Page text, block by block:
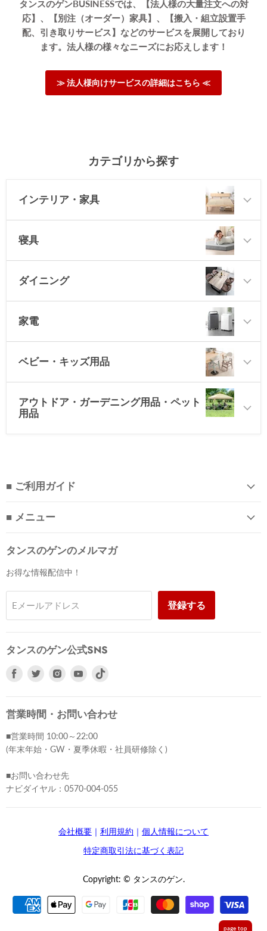
page top
タンスのゲンBUSINESSでは、【法人様の大量注文への対
応】、【別注（オーダー）家具】、【搬入・組立設置手
配、引き取りサービス】などのサービスを展開しており
ます。法人様の様々なニーズにお応えします！
≫ 法人様向けサービスの詳細はこちら ≪
カテゴリから探す
インテリア・家具
寝具
ダイニング
家電
ベビー・キッズ用品
アウトドア・ガーデニング用品・ペット
用品
■ ご利用ガイド
■ メニュー
タンスのゲンのメルマガ
お得な情報配信中！
Eメールアドレス 登録する
タンスのゲン公式SNS
Facebook
つ
て
く
さ
い
Twitter
つ
て
く
さ
い
Instagram
つ
て
く
さ
い
Youtube
つ
て
く
い
営業時間・お問い合わせ
■営業時間 10:00～22:00
(年末年始・GW・夏季休暇・社員研修除く)
■お問い合わせ先
ナビダイヤル：0570-004-055
会社概要 ｜ 利用規約 ｜ 個人情報について
特定商取引法に基づく表記
Copyright: © タンスのゲン.